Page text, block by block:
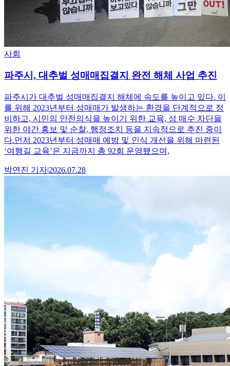
사회
파주시, 대추벌 성매매집결지 완전 해체 사업 추진
파주시가 대추벌 성매매집결지 해체에 속도를 높이고 있다. 이
를 위해 2023년부터 성매매가 발생하는 환경을 단계적으로 정
비하고, 시민의 안전의식을 높이기 위한 교육, 성 매수 차단을
위한 야간 홍보 및 순찰, 행정조치 등을 지속적으로 추진 중이
다.먼저 2023년부터 성매매 예방 및 인식 개선을 위해 마련된
‘여행길 교육’은 지금까지 총 92회 운영됐으며,
박연진 기자|2026.07.28